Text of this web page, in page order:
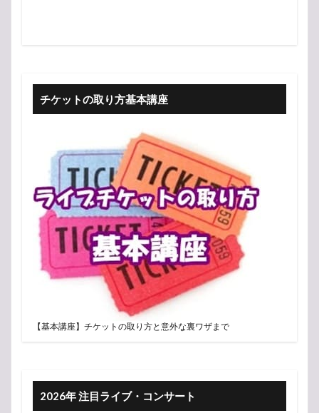
チケットの取り方基本講座
【基本講座】チケットの取り方と意外な裏ワザまで
2026年 注目ライブ・コンサート